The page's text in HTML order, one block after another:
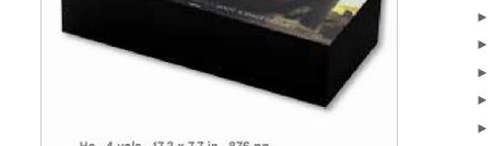
►
►
►
►
►